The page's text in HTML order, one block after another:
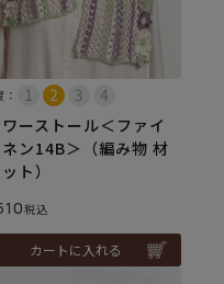
ーストール＜ファイ
ン14B＞（編み物 材
ト）
税込
カートに入れる